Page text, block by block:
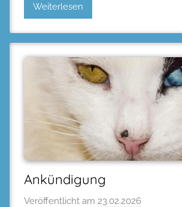
Weiterlesen
Ankündigung
Veröffentlicht am 23.02.2026